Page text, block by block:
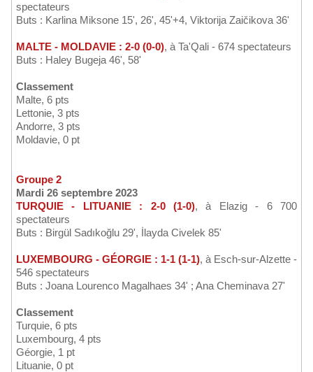
spectateurs
Buts : Karlina Miksone 15', 26', 45'+4, Viktorija Zaičikova 36'
MALTE - MOLDAVIE : 2-0 (0-0), à Ta'Qali - 674 spectateurs
Buts : Haley Bugeja 46', 58'
Classement
Malte, 6 pts
Lettonie, 3 pts
Andorre, 3 pts
Moldavie, 0 pt
Groupe 2
Mardi 26 septembre 2023
TURQUIE - LITUANIE : 2-0 (1-0), à Elazig - 6 700
spectateurs
Buts : Birgül Sadıkoğlu 29', İlayda Civelek 85'
LUXEMBOURG - GÉORGIE : 1-1 (1-1), à Esch-sur-Alzette -
546 spectateurs
Buts : Joana Lourenco Magalhaes 34' ; Ana Cheminava 27'
Classement
Turquie, 6 pts
Luxembourg, 4 pts
Géorgie, 1 pt
Lituanie, 0 pt